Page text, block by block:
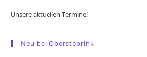
Unsere aktuellen Termine!
Neu bei Oberstebrink